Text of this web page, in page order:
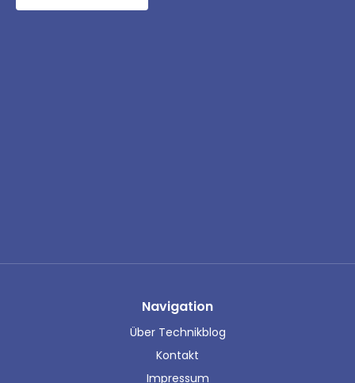
Navigation
Über Technikblog
Kontakt
Impressum